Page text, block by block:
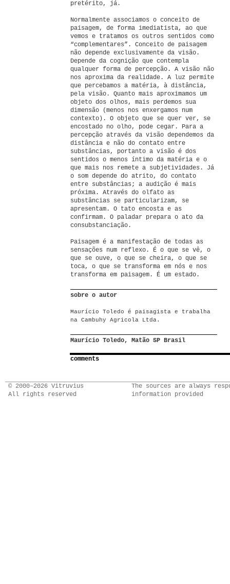
pretérito, já.
Normalmente associamos o conceito de
paisagem, de forma imediatista, ao que
vemos e tratamos os outros sentidos como
“complementares”. Conceito de paisagem
não depende exclusivamente da visão.
Depende da cognição que contempla
qualquer forma de percepção. A visão não
nos aproxima da realidade. A luz permite
que percebamos a matéria, à distância,
pela visão. Quanto mais aproximamos um
objeto dos olhos, mais perdemos sua
dimensão (menos nos enxergamos num
contexto). O objeto que se quer ver, se
encostado no olho, pode cegar. Para a
percepção através da visão dependemos da
distância e não do contato entre
substâncias, portanto a visão é dos
sentidos o menos íntimo da matéria e o
que mais nos remete a subjetividades. Já
o som depende do atrito, do contato
entre substâncias; a audição é mais
próxima. Através do olfato as
substâncias se particularizam, se
apresentam. O tato encosta e as
confirmam. O paladar prepara o ato da
consubstanciação.
Paisagem é a manifestação de todas as
sensações num reflexo. É o que se vê, o
que se ouve, o que se cheira, o que se
toca, o que se transforma em nós e nos
transforma em paisagem. É um estado.
sobre o autor
Maurício Toledo é paisagista e trabalha
na Cambuhy Agricola Ltda.
Maurício Toledo, Matão SP Brasil
comments
© 2000–2026 Vitruvius
All rights reserved
The sources are always
information provided